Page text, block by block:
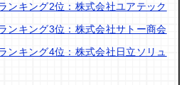
ンキング2位：株式会社ユアテック
ンキング3位：株式会社サトー商会
ンキング4位：株式会社日立ソリュ